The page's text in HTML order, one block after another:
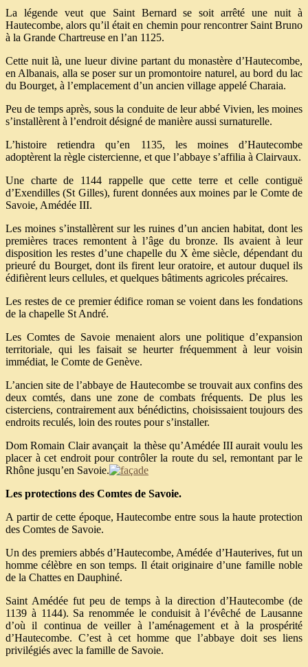
La légende veut que Saint Bernard se soit arrêté une nuit à
Hautecombe, alors qu’il était en chemin pour rencontrer Saint Bruno
à la Grande Chartreuse en l’an 1125.
Cette nuit là, une lueur divine partant du monastère d’Hautecombe,
en Albanais, alla se poser sur un promontoire naturel, au bord du lac
du Bourget, à l’emplacement d’un ancien village appelé Charaia.
Peu de temps après, sous la conduite de leur abbé Vivien, les moines
s’installèrent à l’endroit désigné de manière aussi surnaturelle.
L’histoire retiendra qu’en 1135, les moines d’Hautecombe
adoptèrent la règle cistercienne, et que l’abbaye s’affilia à Clairvaux.
Une charte de 1144 rappelle que cette terre et celle contiguë
d’Exendilles (St Gilles), furent données aux moines par le Comte de
Savoie, Amédée III.
Les moines s’installèrent sur les ruines d’un ancien habitat, dont les
premières traces remontent à l’âge du bronze. Ils avaient à leur
disposition les restes d’une chapelle du X ème siècle, dépendant du
prieuré du Bourget, dont ils firent leur oratoire, et autour duquel ils
édifièrent leurs cellules, et quelques bâtiments agricoles précaires.
Les restes de ce premier édifice roman se voient dans les fondations
de la chapelle St André.
Les Comtes de Savoie menaient alors une politique d’expansion
territoriale, qui les faisait se heurter fréquemment à leur voisin
immédiat, le Comte de Genève.
L’ancien site de l’abbaye de Hautecombe se trouvait aux confins des
deux comtés, dans une zone de combats fréquents. De plus les
cisterciens, contrairement aux bénédictins, choisissaient toujours des
endroits reculés, loin des routes pour s’installer.
Dom Romain Clair avançait la thèse qu’Amédée III aurait voulu les
placer à cet endroit pour contrôler la route du sel, remontant par le
Rhône jusqu’en Savoie.
Les protections des Comtes de Savoie.
A partir de cette époque, Hautecombe entre sous la haute protection
des Comtes de Savoie.
Un des premiers abbés d’Hautecombe, Amédée d’Hauterives, fut un
homme célèbre en son temps. Il était originaire d’une famille noble
de la Chattes en Dauphiné.
Saint Amédée fut peu de temps à la direction d’Hautecombe (de
1139 à 1144). Sa renommée le conduisit à l’évêché de Lausanne
d’où il continua de veiller à l’aménagement et à la prospérité
d’Hautecombe. C’est à cet homme que l’abbaye doit ses liens
privilégiés avec la famille de Savoie.